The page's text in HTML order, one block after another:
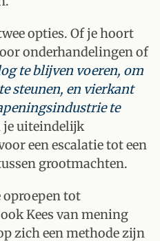
opties. Of je hoort
onderhandelingen of
te blijven voeren, om
steunen, en vierkant
te
je uiteindelijk
een escalatie tot een
grootmachten.
oproepen tot
Kees van mening
zich een methode zijn